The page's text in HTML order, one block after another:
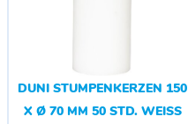
DUNI STUMPENKERZEN 150
X Ø 70 MM 50 STD. WEISS